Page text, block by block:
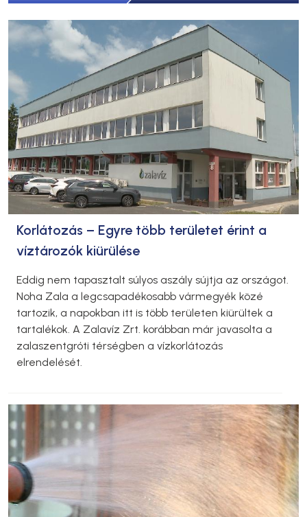
Korlátozás – Egyre több területet érint a
víztározók kiürülése
Eddig nem tapasztalt súlyos aszály sújtja az országot.
Noha Zala a legcsapadékosabb vármegyék közé
tartozik, a napokban itt is több területen kiürültek a
tartalékok. A Zalavíz Zrt. korábban már javasolta a
zalaszentgróti térségben a vízkorlátozás
elrendelését.